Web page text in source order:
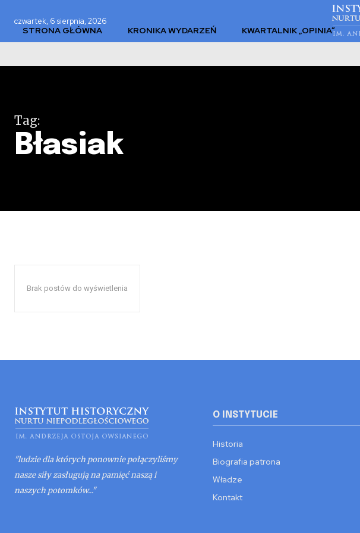
czwartek, 6 sierpnia, 2026
STRONA GŁÓWNA KRONIKA WYDARZEŃ KWARTALNIK „OPINIA”
Tag:
Błasiak
Brak postów do wyświetlenia
"ludzie dla których ponownie połączyliśmy
nasze siły zasługują na pamięć naszą i
naszych potomków..."
O INSTYTUCIE
Historia
Biografia patrona
Władze
Kontakt